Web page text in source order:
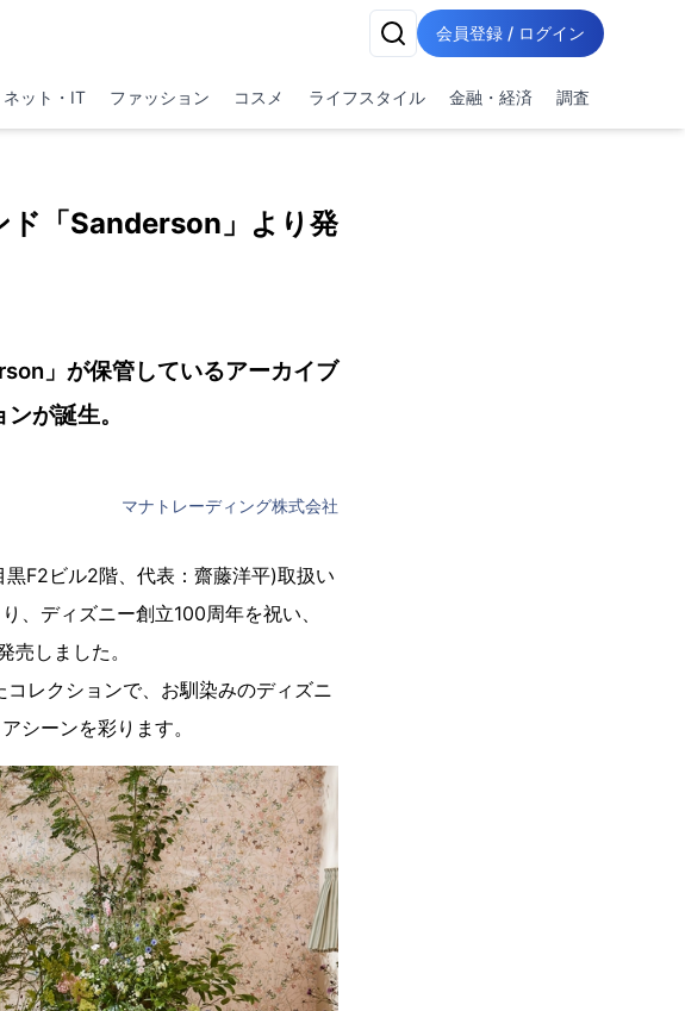
会員登録 / ログイン
ネット・IT ファッション コスメ ライフスタイル 金融・経済 調査
ド「Sanderson」より発
」が保管しているアーカイブ
が誕生。
マナトレーディング株式会社
F2ビル2階、代表：齋藤洋平)取扱い
、ディズニー創立100周年を祝い、
しました。
レクションで、お馴染みのディズニ
シーンを彩ります。